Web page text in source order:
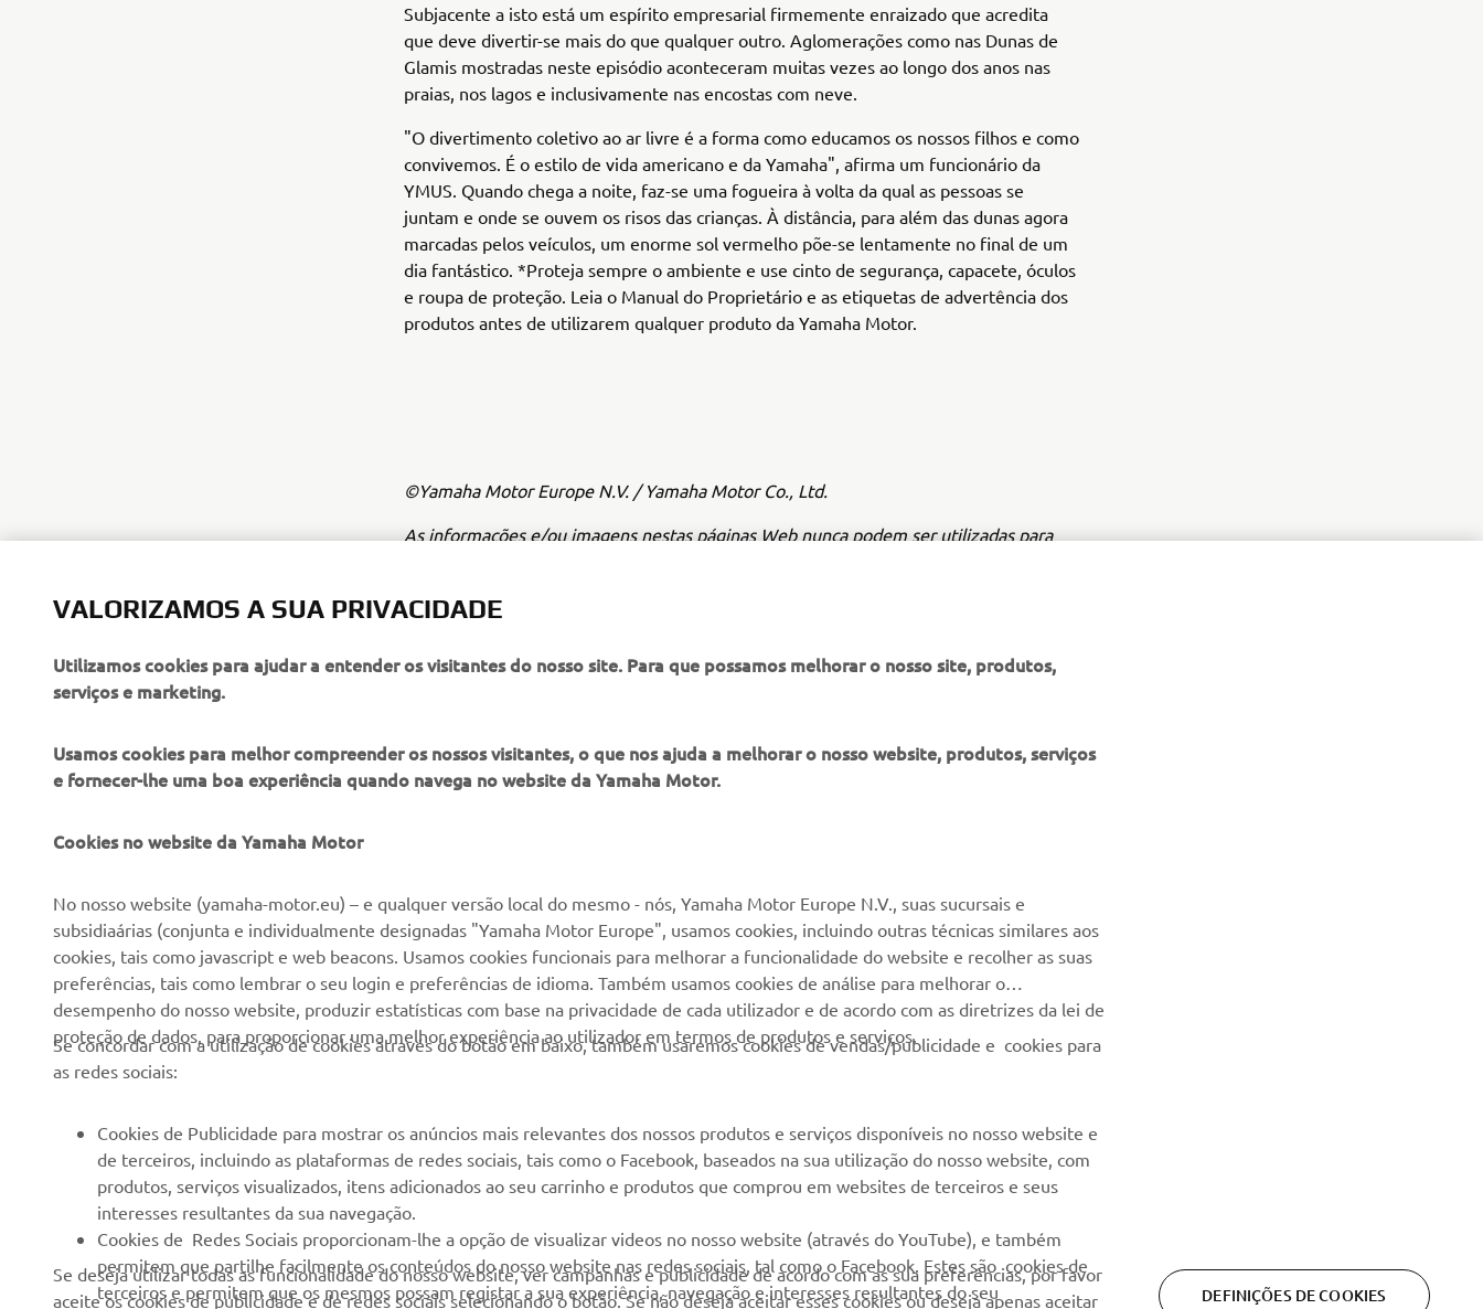
Subjacente a isto está um espírito empresarial firmemente enraizado que acredita
que deve divertir-se mais do que qualquer outro. Aglomerações como nas Dunas de
Glamis mostradas neste episódio aconteceram muitas vezes ao longo dos anos nas
praias, nos lagos e inclusivamente nas encostas com neve.
"O divertimento coletivo ao ar livre é a forma como educamos os nossos filhos e como
convivemos. É o estilo de vida americano e da Yamaha", afirma um funcionário da
YMUS. Quando chega a noite, faz-se uma fogueira à volta da qual as pessoas se
juntam e onde se ouvem os risos das crianças. À distância, para além das dunas agora
marcadas pelos veículos, um enorme sol vermelho põe-se lentamente no final de um
dia fantástico. *Proteja sempre o ambiente e use cinto de segurança, capacete, óculos
e roupa de proteção. Leia o Manual do Proprietário e as etiquetas de advertência dos
produtos antes de utilizarem qualquer produto da Yamaha Motor.
©Yamaha Motor Europe N.V. / Yamaha Motor Co., Ltd.
As informações e/ou imagens nestas páginas Web nunca podem ser utilizadas para
EMPRESA
Notícias
Imprensa
Catálogos
Trabalhar na Yamaha
Eventos
Política de Direitos
Humanos
Política Básica de
Sustentabilidade
Canal de Denúncias
PARA EMPRESAS
NEO's Delivery
Sistemas eBike
Campos de golfe
Socorristas
Unidade de Negócios de
Robótica
Parcerias
Informação Técnica para
Agentes
Yamalube Safety Data
Yamaha Music
Yamaha Racing
Yamaha Motor Global
Aplicações móveis
Serviço de Apoio ao
Cliente
Livro de reclamações
Catálogo de peças
Gestão de resíduos,
baterias e VFV
novos lançamentos e muito mais
processamos os seus dados pessoais:
VALORIZAMOS A SUA PRIVACIDADE
Utilizamos cookies para ajudar a entender os visitantes do nosso site. Para que possamos melhorar o nosso site, produtos,
serviços e marketing.
Usamos cookies para melhor compreender os nossos visitantes, o que nos ajuda a melhorar o nosso website, produtos, serviços
e fornecer-lhe uma boa experiência quando navega no website da Yamaha Motor.
Cookies no website da Yamaha Motor
No nosso website (yamaha-motor.eu) – e qualquer versão local do mesmo - nós, Yamaha Motor Europe N.V., suas sucursais e
subsidiaárias (conjunta e individualmente designadas "Yamaha Motor Europe", usamos cookies, incluindo outras técnicas similares aos
cookies, tais como javascript e web beacons. Usamos cookies funcionais para melhorar a funcionalidade do website e recolher as suas
preferências, tais como lembrar o seu login e preferências de idioma. Também usamos cookies de análise para melhorar o
desempenho do nosso website, produzir estatísticas com base na privacidade de cada utilizador e de acordo com as diretrizes da lei de
proteção de dados, para proporcionar uma melhor experiência ao utilizador em termos de produtos e serviços.
Se concordar com a utilização de cookies através do botão em baixo, também usaremos cookies de vendas/publicidade e cookies para
as redes sociais:
Cookies de Publicidade para mostrar os anúncios mais relevantes dos nossos produtos e serviços disponíveis no nosso website e
de terceiros, incluindo as plataformas de redes sociais, tais como o Facebook, baseados na sua utilização do nosso website, com
produtos, serviços visualizados, itens adicionados ao seu carrinho e produtos que comprou em websites de terceiros e seus
interesses resultantes da sua navegação.
Cookies de Redes Sociais proporcionam-lhe a opção de visualizar videos no nosso website (através do YouTube), e também
permitem que partilhe facilmente os conteúdos do nosso website nas redes sociais, tal como o Facebook. Estes são cookies de
terceiros e permitem que os mesmos possam registar a sua experiência, navegação e interesses resultantes do seu
Se deseja utilizar todas as funcionalidade do nosso website, ver campanhas e publicidade de acordo com as sua preferências, por favor
aceite os cookies de publicidade e de redes sociais selecionando o botão. Se não deseja aceitar esses cookies ou deseja apenas aceitar
DEFINIÇÕES DE COOKIES